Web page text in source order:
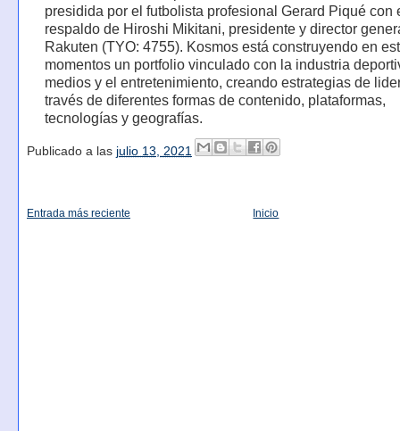
presidida por el futbolista profesional Gerard Piqué con
respaldo de Hiroshi Mikitani, presidente y director
Rakuten (TYO: 4755). Kosmos está construyendo en
momentos un portfolio vinculado con la industria
medios y el entretenimiento, creando estrategias de
través de diferentes formas de contenido, plataformas,
tecnologías y geografías.
Publicado a las julio 13, 2021
Entrada más reciente Inicio